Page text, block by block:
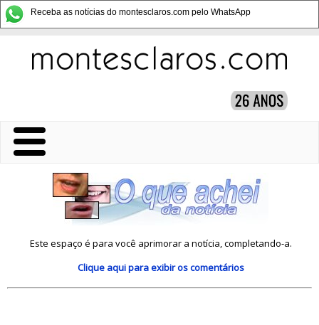
Receba as notícias do montesclaros.com pelo WhatsApp
Este espaço é para você aprimorar a notícia, completando-a.
Clique aquipara exibir os comentários